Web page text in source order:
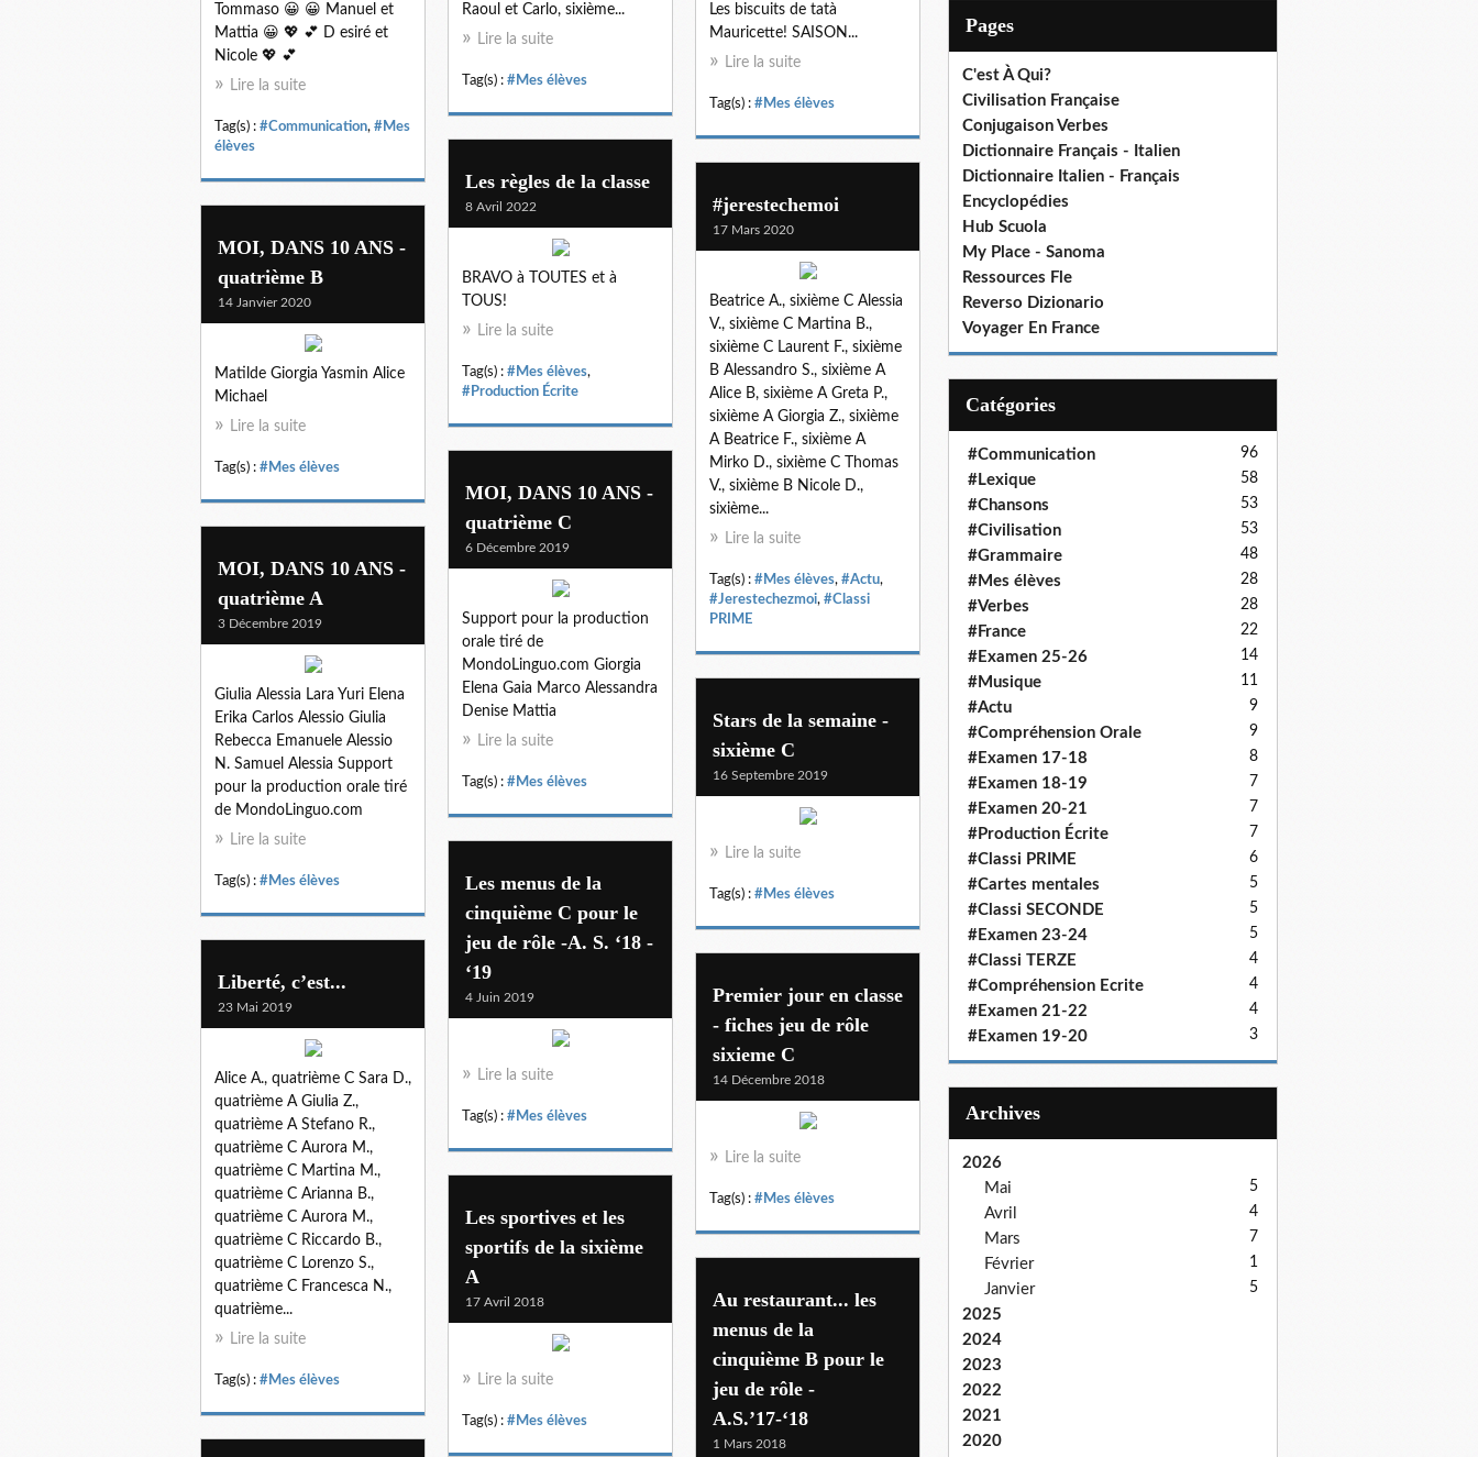
Tommaso 😀 😀 Manuel et
Mattia 😀 💖 💕 D esiré et
Nicole 💖 💕
Lire la suite
Tag(s) : #Communication, #Mes
élèves
Raoul et Carlo, sixième...
Lire la suite
Tag(s) : #Mes élèves
Les biscuits de tatà
Mauricette! SAISON...
Lire la suite
Tag(s) : #Mes élèves
Les règles de la classe
8 Avril 2022
BRAVO à TOUTES et à
TOUS!
Lire la suite
Tag(s) : #Mes élèves,
#Production Écrite
#jerestechemoi
17 Mars 2020
Beatrice A., sixième C Alessia
V., sixième C Martina B.,
sixième C Laurent F., sixième
B Alessandro S., sixième A
Alice B, sixième A Greta P.,
sixième A Giorgia Z., sixième
A Beatrice F., sixième A
Mirko D., sixième C Thomas
V., sixième B Nicole D.,
sixième...
Lire la suite
Tag(s) : #Mes élèves, #Actu,
#Jerestechezmoi, #Classi
PRIME
MOI, DANS 10 ANS -
quatrième B
14 Janvier 2020
Matilde Giorgia Yasmin Alice
Michael
Lire la suite
Tag(s) : #Mes élèves
MOI, DANS 10 ANS -
quatrième C
6 Décembre 2019
Support pour la production
orale tiré de
MondoLinguo.com Giorgia
Elena Gaia Marco Alessandra
Denise Mattia
Lire la suite
Tag(s) : #Mes élèves
MOI, DANS 10 ANS -
quatrième A
3 Décembre 2019
Giulia Alessia Lara Yuri Elena
Erika Carlos Alessio Giulia
Rebecca Emanuele Alessio
N. Samuel Alessia Support
pour la production orale tiré
de MondoLinguo.com
Lire la suite
Tag(s) : #Mes élèves
Stars de la semaine -
sixième C
16 Septembre 2019
Lire la suite
Tag(s) : #Mes élèves
Les menus de la
cinquième C pour le
jeu de rôle -A. S. ‘18 -
‘19
4 Juin 2019
Lire la suite
Tag(s) : #Mes élèves
Liberté, c’est...
23 Mai 2019
Alice A., quatrième C Sara D.,
quatrième A Giulia Z.,
quatrième A Stefano R.,
quatrième C Aurora M.,
quatrième C Martina M.,
quatrième C Arianna B.,
quatrième C Aurora M.,
quatrième C Riccardo B.,
quatrième C Lorenzo S.,
quatrième C Francesca N.,
quatrième...
Lire la suite
Tag(s) : #Mes élèves
Premier jour en classe
- fiches jeu de rôle
sixieme C
14 Décembre 2018
Lire la suite
Tag(s) : #Mes élèves
Les sportives et les
sportifs de la sixième
A
17 Avril 2018
Lire la suite
Tag(s) : #Mes élèves
Au restaurant... les
menus de la
cinquième B pour le
jeu de rôle -
A.S.’17-‘18
1 Mars 2018
Pages
C'est À Qui?
Civilisation Française
Conjugaison Verbes
Dictionnaire Français - Italien
Dictionnaire Italien - Français
Encyclopédies
Hub Scuola
My Place - Sanoma
Ressources Fle
Reverso Dizionario
Voyager En France
Catégories
#Communication 96
#Lexique 58
#Chansons 53
#Civilisation 53
#Grammaire 48
#Mes élèves 28
#Verbes 28
#France 22
#Examen 25-26 14
#Musique 11
#Actu 9
#Compréhension Orale 9
#Examen 17-18 8
#Examen 18-19 7
#Examen 20-21 7
#Production Écrite 7
#Classi PRIME 6
#Cartes mentales 5
#Classi SECONDE 5
#Examen 23-24 5
#Classi TERZE 4
#Compréhension Ecrite 4
#Examen 21-22 4
#Examen 19-20 3
Archives
2026
Mai
5
Avril 4
Mars 7
Février 1
Janvier 5
2025
2024
2023
2022
2021
2020